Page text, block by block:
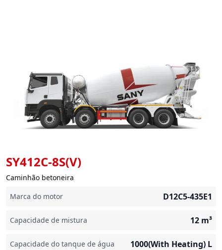
SY412C-8S(V)
Caminhão betoneira
Marca do motor
D12C5-435E1
Capacidade de mistura 12 m³
Capacidade do tanque de água 1000(With Heating) L